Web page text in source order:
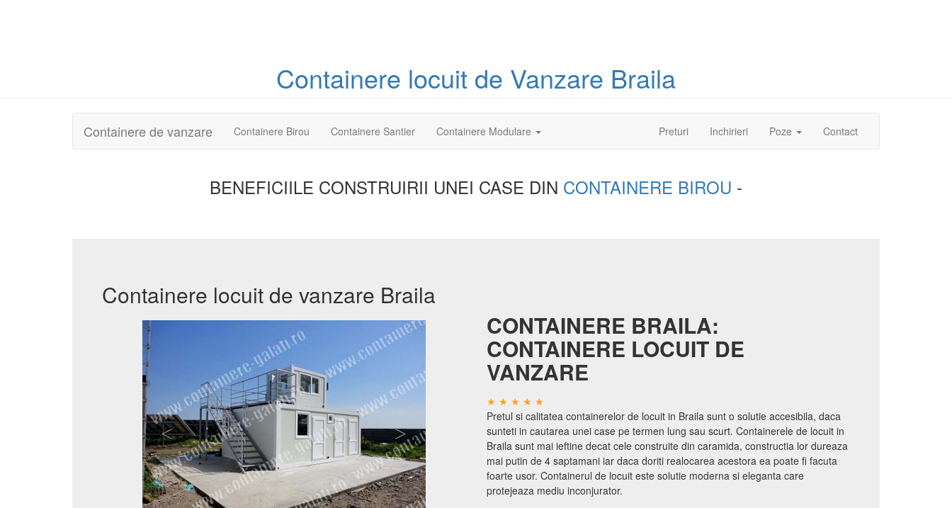
Containere locuit de Vanzare Braila
Containere de vanzare Containere Birou Containere Santier Containere Modulare Preturi(current)Inchirieri Poze Contact
BENEFICIILE CONSTRUIRII UNEI CASE DIN CONTAINERE BIROU -
Containere locuit de vanzare Braila
CONTAINERE BRAILA:
CONTAINERE LOCUIT DE
VANZARE
Pretul si calitatea containerelor de locuit in Braila sunt o solutie accesibila, daca
sunteti in cautarea unei case pe termen lung sau scurt. Containerele de locuit in
Braila sunt mai ieftine decat cele construite din caramida, constructia lor dureaza
mai putin de 4 saptamani iar daca doriti realocarea acestora ea poate fi facuta
foarte usor. Containerul de locuit este solutie moderna si eleganta care
protejeaza mediu inconjurator.